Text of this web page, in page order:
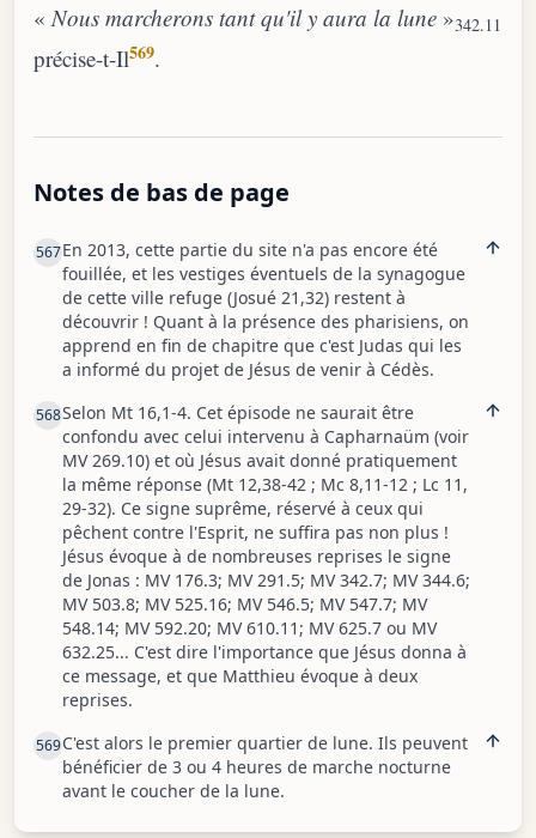
«Nous marcherons tant qu'il y aura la lune »342.11
précise-t-Il569.
Notes de bas de page
567En 2013, cette partie du site n'a pas encore été
fouillée, et les vestiges éventuels de la synagogue
de cette ville refuge (Josué 21,32) restent à
découvrir ! Quant à la présence des pharisiens, on
apprend en fin de chapitre que c'est Judas qui les
a informé du projet de Jésus de venir à Cédès.
568Selon Mt 16,1-4. Cet épisode ne saurait être
confondu avec celui intervenu à Capharnaüm (voir
MV 269.10) et où Jésus avait donné pratiquement
la même réponse (Mt 12,38-42 ; Mc 8,11-12 ; Lc 11,
29-32). Ce signe suprême, réservé à ceux qui
pêchent contre l'Esprit, ne suffira pas non plus !
Jésus évoque à de nombreuses reprises le signe
de Jonas : MV 176.3; MV 291.5; MV 342.7; MV 344.6;
MV 503.8; MV 525.16; MV 546.5; MV 547.7; MV
548.14; MV 592.20; MV 610.11; MV 625.7 ou MV
632.25... C'est dire l'importance que Jésus donna à
ce message, et que Matthieu évoque à deux
reprises.
569C'est alors le premier quartier de lune. Ils peuvent
bénéficier de 3 ou 4 heures de marche nocturne
avant le coucher de la lune.